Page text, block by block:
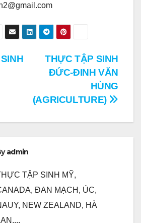
THỰC TẬP SINH
ĐỨC-ĐINH VĂN
HÙNG
(AGRICULTURE)
admin
TẬP SINH MỸ,
ĐAN MẠCH, ÚC,
NEW ZEALAND, HÀ